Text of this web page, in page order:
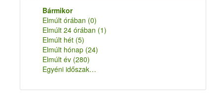
Bármikor
Elmúlt órában (0)
Elmúlt 24 órában (1)
Elmúlt hét (5)
Elmúlt hónap (24)
Elmúlt év (280)
Egyéni időszak…